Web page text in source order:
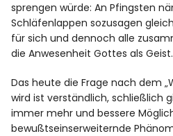
sprengen würde: An Pfingsten
Schläfenlappen sozusagen
für sich und dennoch alle
die Anwesenheit Gottes als Geist.
Das heute die Frage nach dem
wird ist verständlich, schließlich
immer mehr und bessere
bewußtseinserweiternde